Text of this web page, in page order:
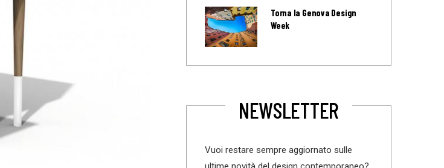
Torna la Genova Design
Week
NEWSLETTER
Vuoi restare sempre aggiornato sulle